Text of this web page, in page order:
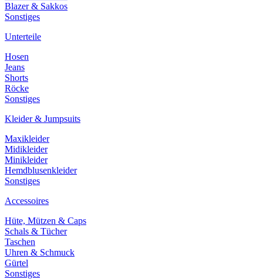
Blazer & Sakkos
Sonstiges
Unterteile
Hosen
Jeans
Shorts
Röcke
Sonstiges
Kleider & Jumpsuits
Maxikleider
Midikleider
Minikleider
Hemdblusenkleider
Sonstiges
Accessoires
Hüte, Mützen & Caps
Schals & Tücher
Taschen
Uhren & Schmuck
Gürtel
Sonstiges